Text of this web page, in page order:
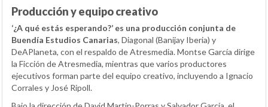
Producción y equipo creativo
‘¿A qué estás esperando?’ es una producción conjunta de
Buendía Estudios Canarias, Diagonal (Banijay Iberia) y
DeAPlaneta, con el respaldo de Atresmedia. Montse García dirige
la Ficción de Atresmedia, mientras que varios productores
ejecutivos forman parte del equipo creativo, incluyendo a Ignacio
Corrales y José Ripoll.